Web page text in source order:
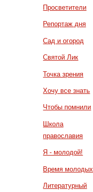
Просветители
Репортаж дня
Сад и огород
Святой Лик
Точка зрения
Хочу все знать
Чтобы помнили
Школа
православия
Я - молодой!
Время молодых
Литературный